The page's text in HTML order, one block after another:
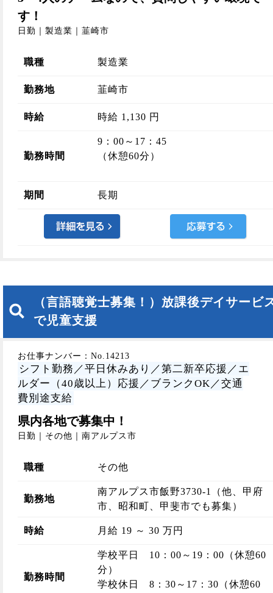
す！
日勤｜製造業｜韮崎市
職種 製造業
勤務地 韮崎市
時給 時給 1,130 円
勤務時間
9：00～17：45
（休憩60分）
期間 長期
（言語聴覚士募集！）放課後デイサービ
で児童支援
お仕事ナンバー：No.14213
シフト勤務／平日休みあり／第二新卒応援／エ
ルダー（40歳以上）応援／ブランクOK／交通
費別途支給
県内各地で募集中！
日勤｜その他｜南アルプス市
職種 その他
勤務地
南アルプス市飯野3730-1（他、甲府
市、昭和町、甲斐市でも募集）
時給 月給 19 ～ 30 万円
勤務時間
学校平日 10：00～19：00（休憩60
分）
学校休日 8：30～17：30（休憩60